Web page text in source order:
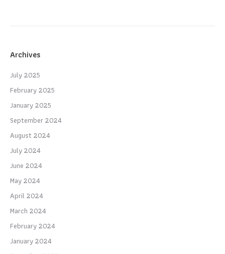
Archives
July 2025
February 2025
January 2025
September 2024
August 2024
July 2024
June 2024
May 2024
April 2024
March 2024
February 2024
January 2024